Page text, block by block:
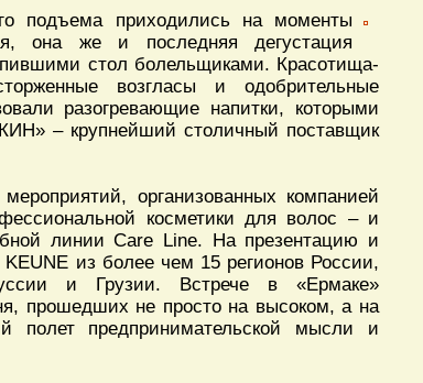
подъема приходились на моменты
она же и последняя дегустация
стол болельщиками. Красотища-
возгласы и одобрительные
разогревающие напитки, которыми
– крупнейший столичный поставщик
организованных компанией
косметики для волос – и
линии Care Line. На презентацию и
из более чем 15 регионов России,
и Грузии. Встрече в «Ермаке»
прошедших не просто на высоком, а на
полет предпринимательской мысли и